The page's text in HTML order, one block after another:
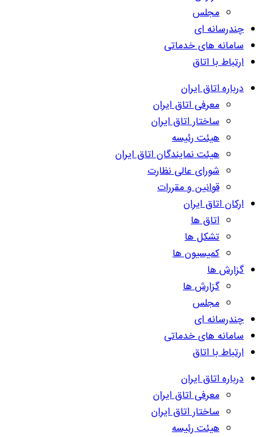
مجلس
چندرسانه ای
سامانه های خدماتی
ارتباط با اتاق
درباره اتاق ایران
معرفی اتاق ایران
ساختار اتاق ایران
هیئت رئیسه
هیئت نمایندگان اتاق ایران
شورای عالی نظارت
قوانین و مقررات
ارکان اتاق ایران
اتاق ها
تشکل ها
کمیسیون ها
گزارش ها
گزارش ها
مجلس
چندرسانه ای
سامانه های خدماتی
ارتباط با اتاق
درباره اتاق ایران
معرفی اتاق ایران
ساختار اتاق ایران
هیئت رئیسه